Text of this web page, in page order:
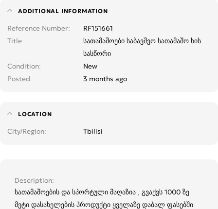
ADDITIONAL INFORMATION
Reference Number
RF151661
Title
სათამაშოები საბავშვო სათამაშო ხის
სასწორი
Condition
New
Posted
3 months ago
LOCATION
City/Region Tbilisi
Description
სათამაშოების და სპორტული მაღაზია , გვაქვს 1000 ზე
მეტი დასახელების პროდუქტი ყველაზე დაბალ ფასებში